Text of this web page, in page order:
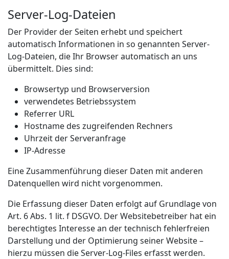
Server-Log-Dateien
Der Provider der Seiten erhebt und speichert
automatisch Informationen in so genannten Server-
Log-Dateien, die Ihr Browser automatisch an uns
übermittelt. Dies sind:
Browsertyp und Browserversion
verwendetes Betriebssystem
Referrer URL
Hostname des zugreifenden Rechners
Uhrzeit der Serveranfrage
IP-Adresse
Eine Zusammenführung dieser Daten mit anderen
Datenquellen wird nicht vorgenommen.
Die Erfassung dieser Daten erfolgt auf Grundlage von
Art. 6 Abs. 1 lit. f DSGVO. Der Websitebetreiber hat ein
berechtigtes Interesse an der technisch fehlerfreien
Darstellung und der Optimierung seiner Website –
hierzu müssen die Server-Log-Files erfasst werden.